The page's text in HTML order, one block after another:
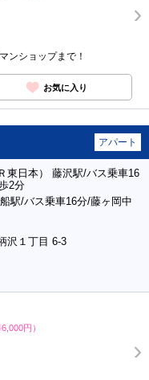
ンショップまで！
お気に入り
アパート
東日本） 藤沢駅/バス乗車16
2分
駅/バス乗車16分/藤ヶ岡中
沢１丁目 6-3
円）